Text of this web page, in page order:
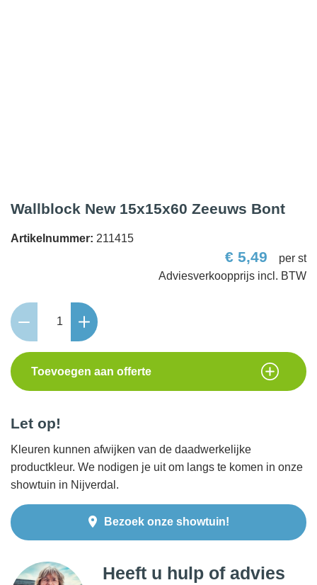
Wallblock New 15x15x60 Zeeuws Bont
Artikelnummer: 211415
€ 5,49 per st
Wallblock
New
Zeeuws
Bont
Toevoegen aan offerte
Let op!
Kleuren kunnen afwijken van de daadwerkelijke
productkleur. We nodigen je uit om langs te komen in onze
showtuin in Nijverdal.
Bezoek onze showtuin!
Heeft u hulp of advies